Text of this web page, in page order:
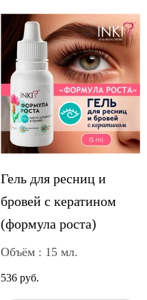
Гель для ресниц и
бровей с кератином
(формула роста)
Объём : 15 мл.
536 руб.